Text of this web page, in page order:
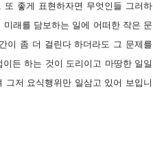
좋게 표현하자면 무엇인들 그러하
래를 담보하는 일에 어떠한 작은 문
이 좀 더 걸린다 하더라도 그 문제를
든 하는 것이 도리이고 마땅한 일일
저 요식행위만 일삼고 있어 보입니